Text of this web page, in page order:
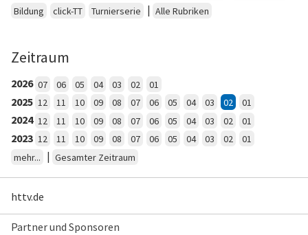
Bildung
click-TT Turnierserie | Alle Rubriken
Zeitraum
2026 07 06 05 04 03 02 01
2025 12 11 10 09 08 07 06 05 04 03 02 01
2024 12 11 10 09 08 07 06 05 04 03 02 01
2023 12 11 10 09 08 07 06 05 04 03 02
01
mehr...
| Gesamter Zeitraum
httv.de
Partner und Sponsoren